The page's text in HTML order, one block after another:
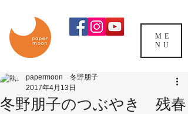
ME
NU
冬野朋子のつぶやき 残春
papermoon 冬野朋子
2017年4月13日